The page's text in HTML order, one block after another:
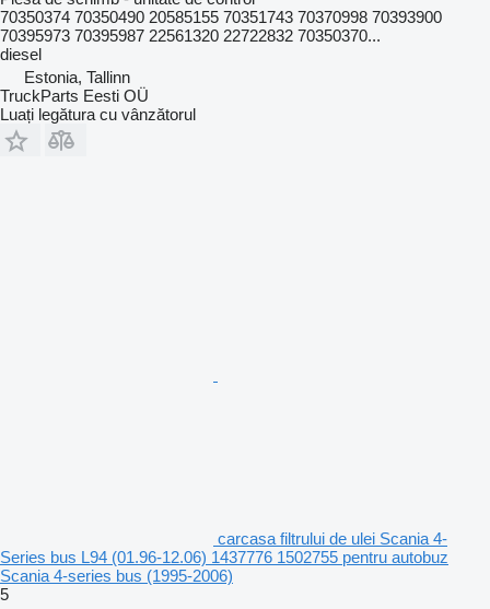
70350374 70350490 20585155 70351743 70370998 70393900
70395973 70395987 22561320 22722832 70350370...
diesel
Estonia, Tallinn
TruckParts Eesti OÜ
Luați legătura cu vânzătorul
carcasa filtrului de ulei Scania 4-
Series bus L94 (01.96-12.06) 1437776 1502755 pentru autobuz
Scania 4-series bus (1995-2006)
5